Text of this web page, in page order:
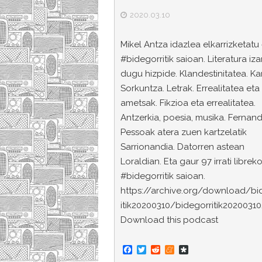
2020.03.10
Mikel Antza idazlea
#bidegorritik saioan. Literatura
dugu hizpide. Klandestinitatea.
Sorkuntza. Letrak. Errealitatea eta
ametsak. Fikzioa eta errealitatea.
Antzerkia, poesia, musika.
Pessoak atera zuen kartzelatik
Sarrionandia. Datorren astean
Loraldian. Eta gaur 97 irrati libreko
#bidegorritik saioan.
https://archive.org/download/
itik20200310/
Download this podcast
F
T
R
M